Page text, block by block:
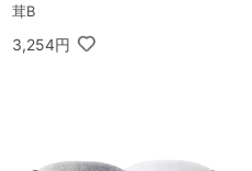
茸B
3,254円